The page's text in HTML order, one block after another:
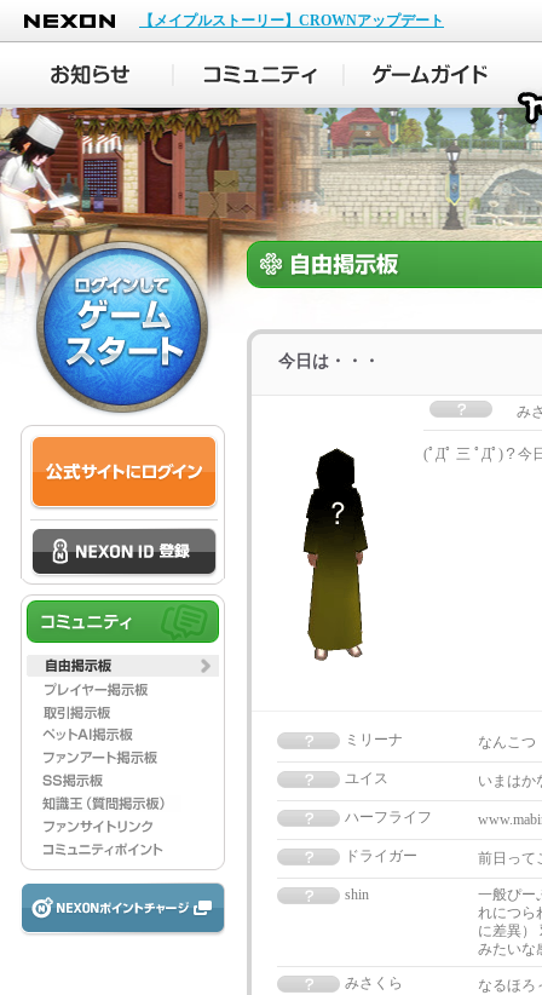
NEXON
【メイプルストーリー】CROWNアップデート
今日は・・・
み
(ﾟДﾟ 三 ﾟДﾟ)？今
ミリーナ なんこつ
ユイス いまはか
ハーフライフ
ドライガー 前日って
shin
一般ぴー
れにつら
に差異）
みたいな
みさくら
なるほろ